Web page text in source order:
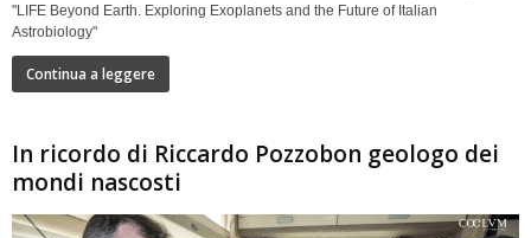
"LIFE Beyond Earth. Exploring Exoplanets and the Future of Italian
Astrobiology"
Continua a leggere
In ricordo di Riccardo Pozzobon geologo dei
mondi nascosti